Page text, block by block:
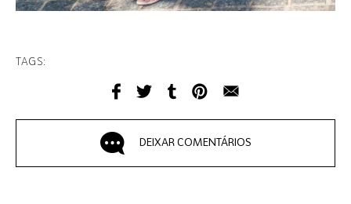
TAGS:
DEIXAR COMENTÁRIOS